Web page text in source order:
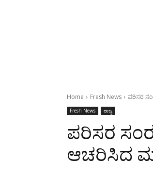
Home Fresh News ಪರಿಸರ
Fresh News ರಾಜ್ಯ
ಪರಿಸರ
ಆಚರಿಸಿದ